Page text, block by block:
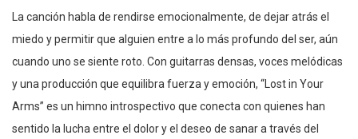
La canción habla de rendirse emocionalmente, de dejar atrás el
miedo y permitir que alguien entre a lo más profundo del ser, aún
cuando uno se siente roto. Con guitarras densas, voces melódicas
y una producción que equilibra fuerza y emoción, “Lost in Your
Arms” es un himno introspectivo que conecta con quienes han
sentido la lucha entre el dolor y el deseo de sanar a través del